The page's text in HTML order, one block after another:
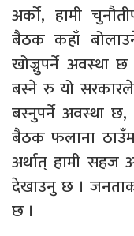
अर्को, हामी
बैठक कहाँ
खोज्नुपर्ने अवस्था छ
बस्ने रु यो
बस्नुपर्ने अवस्था
बैठक फलाना
अर्थात् हामी सहज
देखाउनु छ ।
छ ।